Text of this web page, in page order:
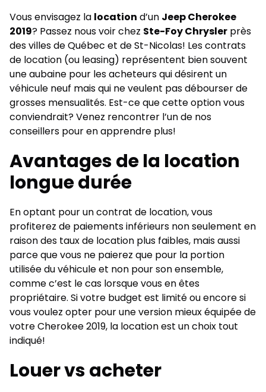
Vous envisagez la location d’un Jeep Cherokee
2019? Passez nous voir chez Ste-Foy Chrysler près
des villes de Québec et de St-Nicolas! Les contrats
de location (ou leasing) représentent bien souvent
une aubaine pour les acheteurs qui désirent un
véhicule neuf mais qui ne veulent pas débourser de
grosses mensualités. Est-ce que cette option vous
conviendrait? Venez rencontrer l’un de nos
conseillers pour en apprendre plus!
Avantages de la location
longue durée
En optant pour un contrat de location, vous
profiterez de paiements inférieurs non seulement en
raison des taux de location plus faibles, mais aussi
parce que vous ne paierez que pour la portion
utilisée du véhicule et non pour son ensemble,
comme c’est le cas lorsque vous en êtes
propriétaire. Si votre budget est limité ou encore si
vous voulez opter pour une version mieux équipée de
votre Cherokee 2019, la location est un choix tout
indiqué!
Louer vs acheter